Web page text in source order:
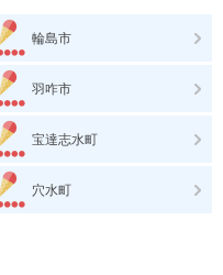
輪島市
羽咋市
宝達志水町
穴水町